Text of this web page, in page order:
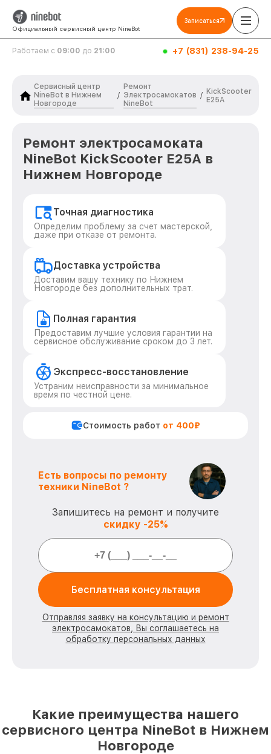
Официальный сервисный центр NineBot
Записаться
Работаем с 09:00 до 21:00 +7 (831) 238-94-25
Сервисный центр
NineBot в Нижнем
Новгороде
/
Ремонт
Электросамокатов
NineBot
/ KickScooter
E25A
Ремонт электросамоката
NineBot KickScooter E25A в
Нижнем Новгороде
Точная диагностика
Определим проблему за счет мастерской,
даже при отказе от ремонта.
Доставка устройства
Доставим вашу технику по Нижнем
Новгороде без дополнительных трат.
Полная гарантия
Предоставим лучшие условия гарантии на
сервисное обслуживание сроком до 3 лет.
Экспресс-восстановление
Устраним неисправности за минимальное
время по честной цене.
Стоимость работ от 400₽
Есть вопросы по ремонту
техники NineBot ?
Запишитесь на ремонт и получите
скидку -25%
Бесплатная консультация
Отправляя заявку на консультацию и ремонт
электросамокатов, Вы соглашаетесь на
обработку персональных данных
Какие преимущества нашего
сервисного центра NineBot в Нижнем
Новгороде